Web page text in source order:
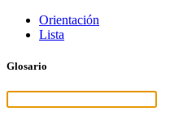
Orientación
Lista
Glosario